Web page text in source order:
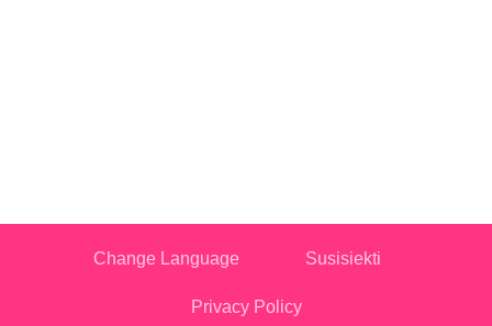
Change Language Susisiekti
Privacy Policy